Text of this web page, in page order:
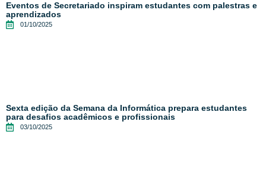
Eventos de Secretariado inspiram estudantes com palestras e
aprendizados
01/10/2025
Sexta edição da Semana da Informática prepara estudantes
para desafios acadêmicos e profissionais
03/10/2025